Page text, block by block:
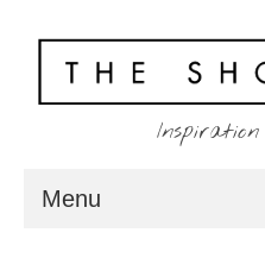
Inspiration
Menu